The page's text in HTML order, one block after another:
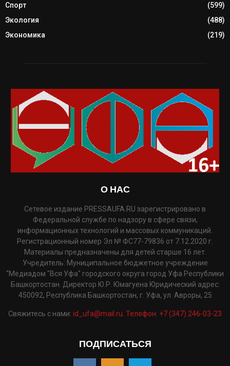
Спорт
(599)
Экология
(488)
Экономика
(219)
О НАС
Сетевое издание PRESSAUFA.RU зарегистрировано в
Федеральной службе по надзору в сфере связи,
информационных технологий и массовых коммуникаций.
Регистрационный номер Эл № ФС77-79836 от 7.12.2020 г.
Материалы предназначены для детей старше 16 лет.
Учредитель: Муниципальное бюджетное учреждение
"Медиадом "Вся Уфа" городского округа город Уфа Республики
Башкортостан. Директор Ю.Р. Юмагуена Юридический адрес:
450092, Республика Башкортостан, г. Уфа, ул. Авроры, 25
Свяжитесь с нами: id_ufa@mail.ru. Телефон: +7 (347) 246-03-23
ПОДПИСАТЬСЯ